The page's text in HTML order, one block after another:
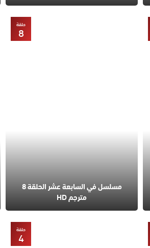
مسلسل في السابعة عشر الحلقة 8
مترجم HD
حلقة
8
حلقة
4